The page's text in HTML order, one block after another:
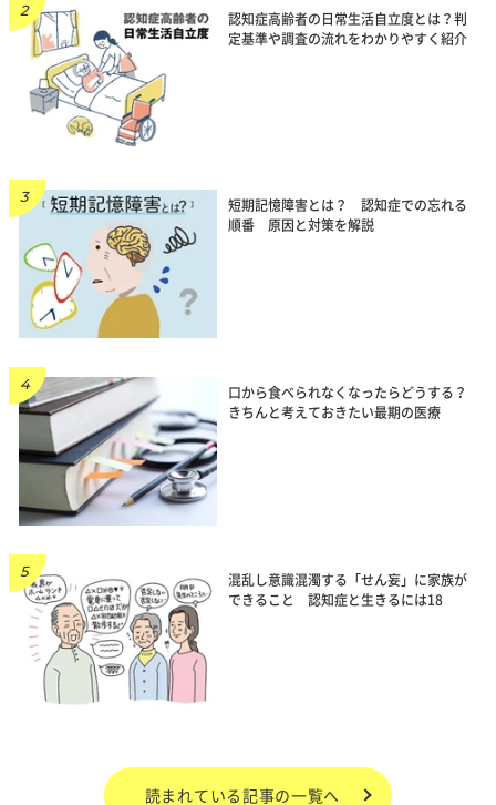
認知症高齢者の日常生活自立度とは？判
定基準や調査の流れをわかりやすく紹介
短期記憶障害とは？ 認知症での忘れる
順番 原因と対策を解説
口から食べられなくなったらどうする？
きちんと考えておきたい最期の医療
混乱し意識混濁する「せん妄」に家族が
できること 認知症と生きるには18
読まれている記事の一覧へ